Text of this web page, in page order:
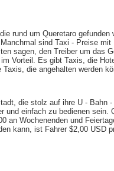
rund um Queretaro
sind Taxi - Preise
sagen, den Treiber um das
Vorteil. Es gibt Taxis, die
Taxis, die angehalten werden
die stolz auf ihre U -
und einfach zu bedienen sein.
an Wochenenden und
kann, ist Fahrer $2,00 USD